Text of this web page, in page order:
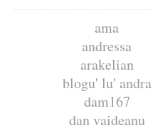
ama
andressa
arakelian
blogu' lu' andra
dam167
dan vaideanu